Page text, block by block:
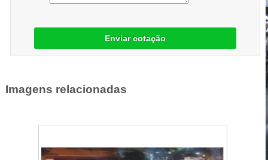
Enviar cotação
Imagens relacionadas